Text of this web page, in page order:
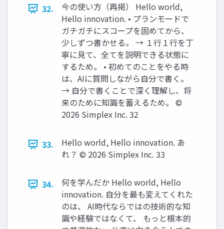
32.
今の使い方（再掲） Hello world,
Hello innovation. • プランモードで
ガチガチにスコープを固めてから、
少しずつ書かせる。 → １行１行を丁
寧に見て、全てを説明できる状態に
するため。 • 初めてのことをやる時
は、AIに質問しながら自分で書く。
→ 自分で書くことで深く理解し、将
来のために知識を蓄えるため。 ©️
2026 Simplex Inc. 32
33.
Hello world, Hello innovation. あ
れ？ ©️ 2026 Simplex Inc. 33
34.
何を学んだか Hello world, Hello
innovation. 自分を最も変えてくれた
のは、 AI時代ならではの技術的な知
識や経験ではなくて、 もっと根本的